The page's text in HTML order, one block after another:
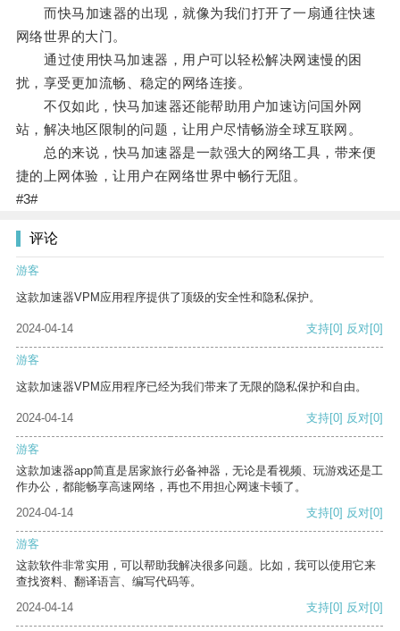
而快马加速器的出现，就像为我们打开了一扇通往快速
网络世界的大门。
通过使用快马加速器，用户可以轻松解决网速慢的困
扰，享受更加流畅、稳定的网络连接。
不仅如此，快马加速器还能帮助用户加速访问国外网
站，解决地区限制的问题，让用户尽情畅游全球互联网。
总的来说，快马加速器是一款强大的网络工具，带来便
捷的上网体验，让用户在网络世界中畅行无阻。
#3#
评论
游客
这款加速器VPM应用程序提供了顶级的安全性和隐私保护。
2024-04-14 支持[0] 反对[0]
游客
这款加速器VPM应用程序已经为我们带来了无限的隐私保护和自由。
2024-04-14 支持[0] 反对[0]
游客
这款加速器app简直是居家旅行必备神器，无论是看视频、玩游戏还是工
作办公，都能畅享高速网络，再也不用担心网速卡顿了。
2024-04-14
支持[0] 反对[0]
游客
这款软件非常实用，可以帮助我解决很多问题。比如，我可以使用它来
查找资料、翻译语言、编写代码等。
2024-04-14
支持[0] 反对[0]